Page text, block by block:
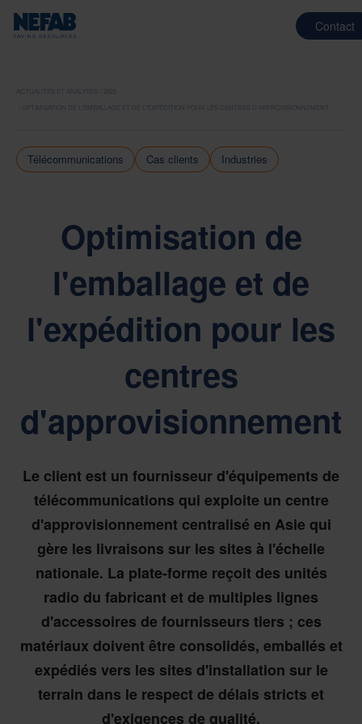
Contact
ACTUALITÉS ET ANALYSES
OPTIMISATION DE L'EMBALLAGE ET DE L'EXPÉDITION POUR LES CENTRES D'APPROVISIONNEMENT
Télécommunications Cas clients Industries
Optimisation de
l'emballage et de
l'expédition pour les
centres
d'approvisionnement
Le client est un fournisseur d'équipements de
télécommunications qui exploite un centre
d'approvisionnement centralisé en Asie qui
gère les livraisons sur les sites à l'échelle
nationale. La plate-forme reçoit des unités
radio du fabricant et de multiples lignes
d'accessoires de fournisseurs tiers ; ces
matériaux doivent être consolidés, emballés et
expédiés vers les sites d'installation sur le
terrain dans le respect de délais stricts et
d'exigences de qualité.